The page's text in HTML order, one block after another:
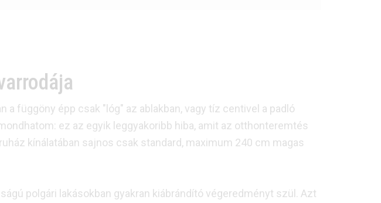
függöny épp csak "lóg" az ablakban, vagy tíz centivel a padló
ez az egyik leggyakoribb hiba, amit az otthonteremtés
kínálatában sajnos csak standard, maximum 240 cm magas
polgári lakásokban gyakran kiábrándító végeredményt szül. Azt